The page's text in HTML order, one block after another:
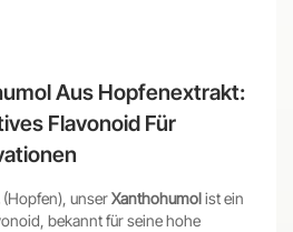
Aus Hopfenextrakt:
Flavonoid Für
(Hopfen), unserXanthohumol ist ein
bekannt für seine hohe